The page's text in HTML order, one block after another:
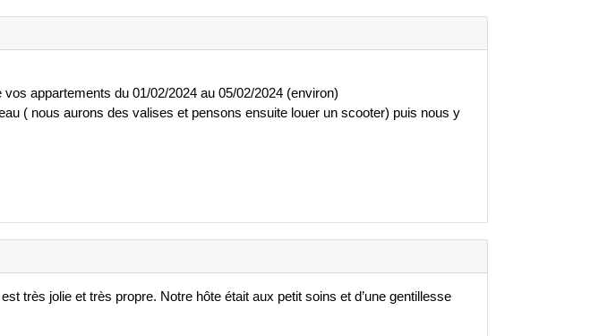
appartements du 01/02/2024 au 05/02/2024 (environ)
( nous aurons des valises et pensons ensuite louer un scooter) puis nous y
très jolie et très propre. Notre hôte était aux petit soins et d’une gentillesse